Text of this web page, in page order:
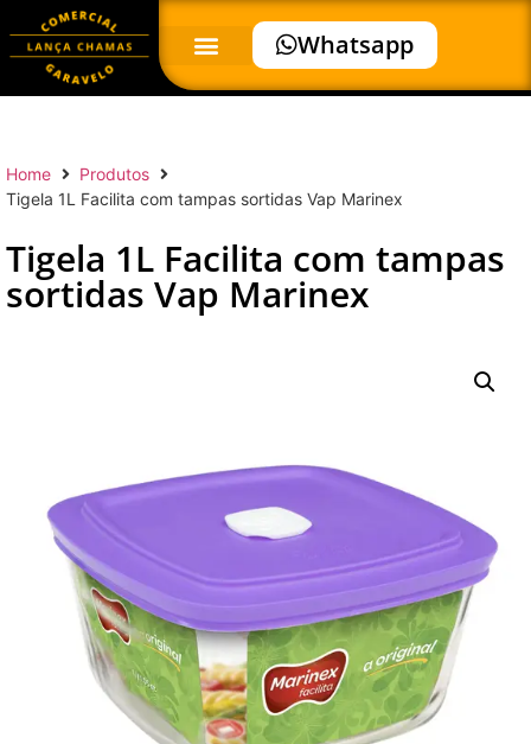
Whatsapp
Home
Produtos
Tigela 1L Facilita com tampas sortidas Vap Marinex
Tigela 1L Facilita com tampas
sortidas Vap Marinex